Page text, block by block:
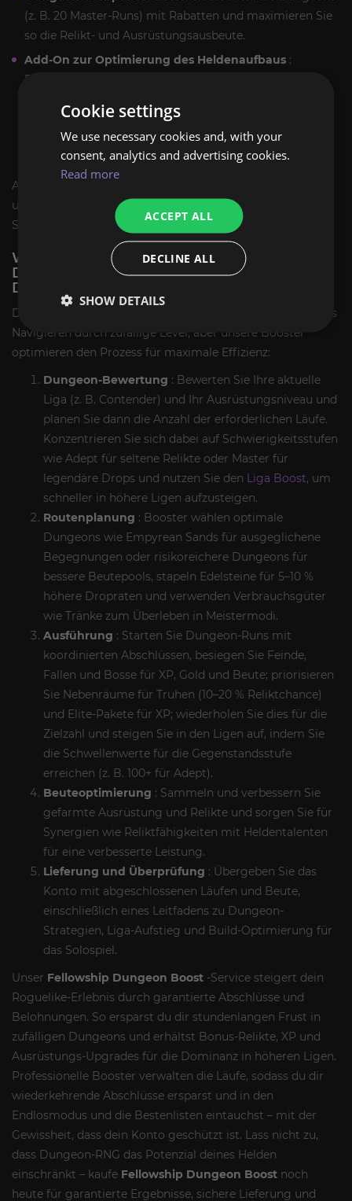
(z. B. 20 Master-Runs) mit Rabatten und maximieren Sie
so die Relikt- und Ausrüstungsausbeute.
Add-On zur Optimierung des Heldenaufbaus :
Beinhaltet die sofortige Ausstattung mit gefarmten
zugeschnitten ist (z. B. Elarion, der Feuermagier mit
Feuerschadensverstärkern oder Schurke mit
Mobilitätsrelikten).
Alle Dienste umfassen Discord-Support rund um die Uhr
und VPN-gesicherte Sitzungen für sperrensichere
Sicherheit.
WIE WERDEN WIR DEN FELLOWSHIP
DUNGEON BOOST SERVICE
DURCHFÜHREN?
Das Abschließen von Dungeons in Fellowship erfordert das
Navigieren durch zufällige Level, aber unsere Booster
optimieren den Prozess für maximale Effizienz:
Dungeon-Bewertung : Bewerten Sie Ihre aktuelle
Liga (z. B. Contender) und Ihr Ausrüstungsniveau und
planen Sie dann die Anzahl der erforderlichen Läufe.
Konzentrieren Sie sich dabei auf Schwierigkeitsstufen
wie Adept für seltene Relikte oder Master für
legendäre Drops und nutzen Sie den Liga Boost, um
schneller in höhere Ligen aufzusteigen.
Routenplanung : Booster wählen optimale
Dungeons wie Empyrean Sands für ausgeglichene
Begegnungen oder risikoreichere Dungeons für
bessere Beutepools, stapeln Edelsteine für 5–10 %
höhere Dropraten und verwenden Verbrauchsgüter
wie Tränke zum Überleben in Meistermodi.
Ausführung : Starten Sie Dungeon-Runs mit
koordinierten Abschlüssen, besiegen Sie Feinde,
Fallen und Bosse für XP, Gold und Beute; priorisieren
Sie Nebenräume für Truhen (10–20 % Reliktchance)
und Elite-Pakete für XP; wiederholen Sie dies für die
Zielzahl und steigen Sie in den Ligen auf, indem Sie
die Schwellenwerte für die Gegenstandsstufe
erreichen (z. B. 100+ für Adept).
Beuteoptimierung : Sammeln und verbessern Sie
gefarmte Ausrüstung und Relikte und sorgen Sie für
Synergien wie Reliktfähigkeiten mit Heldentalenten
für eine verbesserte Leistung.
Lieferung und Überprüfung : Übergeben Sie das
Konto mit abgeschlossenen Läufen und Beute,
einschließlich eines Leitfadens zu Dungeon-
Strategien, Liga-Aufstieg und Build-Optimierung für
das Solospiel.
Unser Fellowship Dungeon Boost -Service steigert dein
Roguelike-Erlebnis durch garantierte Abschlüsse und
Belohnungen. So ersparst du dir stundenlangen Frust in
zufälligen Dungeons und erhältst Bonus-Relikte, XP und
Ausrüstungs-Upgrades für die Dominanz in höheren Ligen.
Professionelle Booster verwalten die Läufe, sodass du dir
wiederkehrende Abschlüsse ersparst und in den
Endlosmodus und die Bestenlisten eintauchst – mit der
Gewissheit, dass dein Konto geschützt ist. Lass nicht zu,
dass Dungeon-RNG das Potenzial deines Helden
einschränkt – kaufe Fellowship Dungeon Boost noch
heute für garantierte Ergebnisse, sichere Lieferung und
Cookie settings
We use necessary cookies and, with your
consent, analytics and advertising cookies.
Read more
ACCEPT ALL
DECLINE ALL
SHOW DETAILS